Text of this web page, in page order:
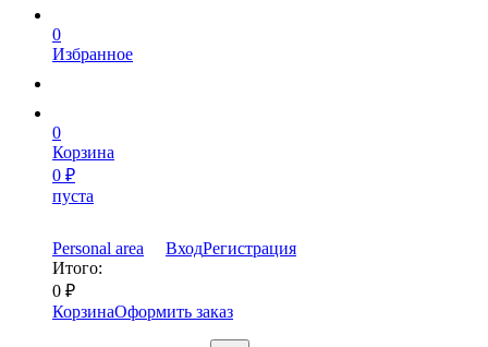
0
Избранное
0
Корзина
0 ₽
пуста
Personal area ВходРегистрация
Итого:
0 ₽
КорзинаОформить заказ